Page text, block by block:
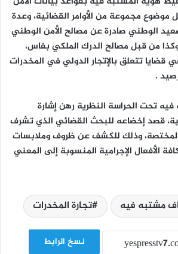
مجموعة من الأوامر القضائية، وعدة
الوطني صادرة عن مصالح الأمن الوطني
وكذا من قبل مصالح الدرك الملكي بفاس،
قضايا تتعلق بالإتجار الدولي في المخدرات
.
فيه تحت الحراسة النظرية رهن إشارة
قصد إخضاعه للبحث القضائي الذي تشرف
المختصة، وذلك للكشف عن ظروف وملابسات
الأفعال الإجرامية المنسوبة إلى المعني
مشتبه فيه تجارة المخدرات
نسخ الرابط